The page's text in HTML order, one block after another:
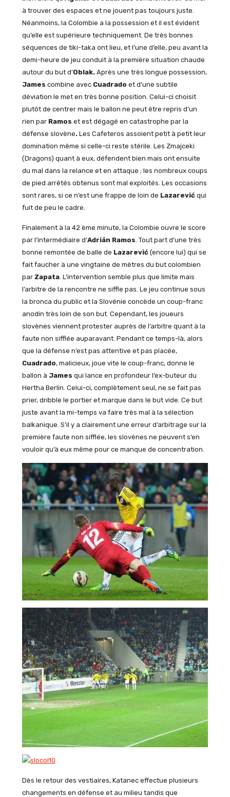
à trouver des espaces et ne jouent pas toujours juste.
Néanmoins, la Colombie a la possession et il est évident
qu’elle est supérieure techniquement. De très bonnes
séquences de tiki-taka ont lieu, et l’une d’elle, peu avant la
demi-heure de jeu conduit à la première situation chaude
autour du but d’Oblak. Après une très longue possession,
James combine avec Cuadrado et d’une subtile
déviation le met en très bonne position. Celui-ci choisit
plutôt de centrer mais le ballon ne peut être repris d’un
rien par Ramos et est dégagé en catastrophe par la
défense slovène. Les Cafeteros assoient petit à petit leur
domination même si celle-ci reste stérile. Les Zmajceki
(Dragons) quant à eux, défendent bien mais ont ensuite
du mal dans la relance et en attaque ; les nombreux coups
de pied arrêtés obtenus sont mal exploités. Les occasions
sont rares, si ce n’est une frappe de loin de Lazarević qui
fuit de peu le cadre.
Finalement à la 42 ème minute, la Colombie ouvre le score
par l’intermédiaire d’Adrián Ramos . Tout part d’une très
bonne remontée de balle de Lazarević (encore lui) qui se
fait faucher à une vingtaine de mètres du but colombien
par Zapata. L’intervention semble plus que limite mais
l’arbitre de la rencontre ne siffle pas. Le jeu continue sous
la bronca du public et la Slovénie concède un coup-franc
anodin très loin de son but. Cependant, les joueurs
slovènes viennent protester auprès de l’arbitre quant à la
faute non sifflée auparavant. Pendant ce temps-là, alors
que la défense n’est pas attentive et pas placée,
Cuadrado, malicieux, joue vite le coup-franc, donne le
ballon à James qui lance en profondeur l’ex-buteur du
Hertha Berlin. Celui-ci, complètement seul, ne se fait pas
prier, dribble le portier et marque dans le but vide. Ce but
juste avant la mi-temps va faire très mal à la sélection
balkanique. S’il y a clairement une erreur d’arbitrage sur la
première faute non sifflée, les slovènes ne peuvent s’en
vouloir qu’à eux même pour ce manque de concentration.
Dès le retour des vestiaires, Kataneceffectue plusieurs
changements en défense et au milieu tandis que